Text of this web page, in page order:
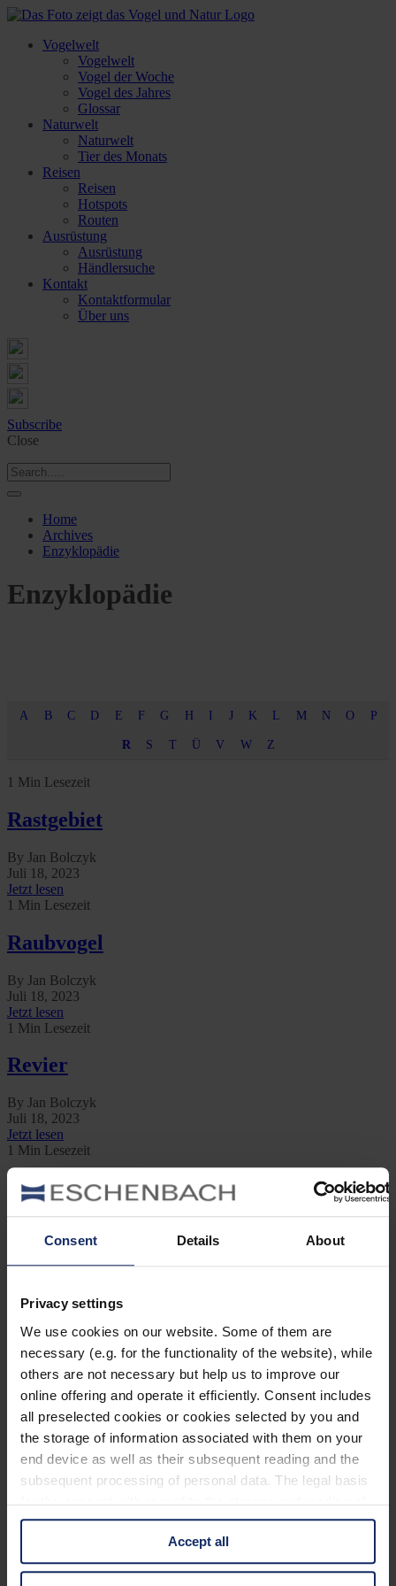
Consent Details About
Privacy settings
We use cookies on our website. Some of them are
necessary (e.g. for the functionality of the website), while
others are not necessary but help us to improve our
online offering and operate it efficiently. Consent includes
all preselected cookies or cookies selected by you and
the storage of information associated with them on your
end device as well as their subsequent reading and the
subsequent processing of personal data. The legal basis
for the consent with regard to the storage and reading of
information is Art. 25 para. 1 TDDDG and with regard to
the processing of personal data Art. 6 para. 1 lit. a
GDPR. We also use cookies from third-party providers.
Accept all
Vogelwelt
Vogelwelt
Vogel der Woche
Vogel des Jahres
Glossar
Naturwelt
Naturwelt
Tier des Monats
Reisen
Reisen
Hotspots
Routen
Ausrüstung
Ausrüstung
Händlersuche
Kontakt
Kontaktformular
Über uns
Subscribe
Close
Home
Archives
Enzyklopädie
Enzyklopädie
A B C D E F G H I J K L M N O P
R S T Ü V W Z
1 Min Lesezeit
Rastgebiet
By Jan Bolczyk
Juli 18, 2023
Jetzt lesen
1 Min Lesezeit
Raubvogel
By Jan Bolczyk
Juli 18, 2023
Jetzt lesen
1 Min Lesezeit
Revier
By Jan Bolczyk
Juli 18, 2023
Jetzt lesen
1 Min Lesezeit
Ruf
Juli 18, 2023
Ruhekleid
By Jan Bolczyk
Juli 18, 2023
Jetzt lesen
1 Min Lesezeit
Rüttelflug
Juli 18, 2023
Jetzt lesen
Ausrüstung